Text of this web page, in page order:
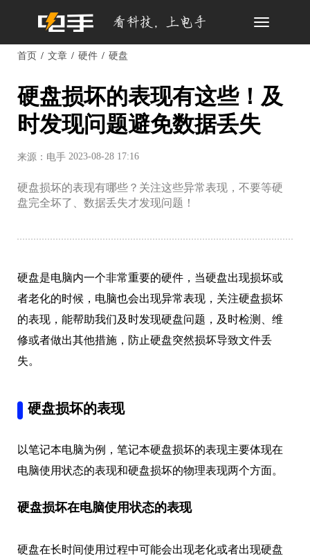
Toggle
首页 文章 硬件 硬盘
硬盘损坏的表现有这些！及
时发现问题避免数据丢失
来源：电手 2023-08-28 17:16
硬盘损坏的表现有哪些？关注这些异常表现，不要等硬
盘完全坏了、数据丢失才发现问题！
硬盘是电脑内一个非常重要的硬件，当硬盘出现损坏或
者老化的时候，电脑也会出现异常表现，关注硬盘损坏
的表现，能帮助我们及时发现硬盘问题，及时检测、维
修或者做出其他措施，防止硬盘突然损坏导致文件丢
失。
硬盘损坏的表现
以笔记本电脑为例，笔记本硬盘损坏的表现主要体现在
电脑使用状态的表现和硬盘损坏的物理表现两个方面。
硬盘损坏在电脑使用状态的表现
硬盘在长时间使用过程中可能会出现老化或者出现硬盘